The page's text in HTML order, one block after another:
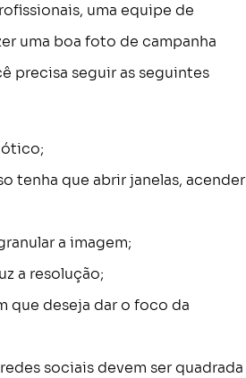
uma equipe de
uma boa foto de campanha
precisa seguir as seguintes
ótico;
tenha que abrir janelas, acender
a imagem;
a resolução;
que deseja dar o foco da
sociais devem ser quadrada